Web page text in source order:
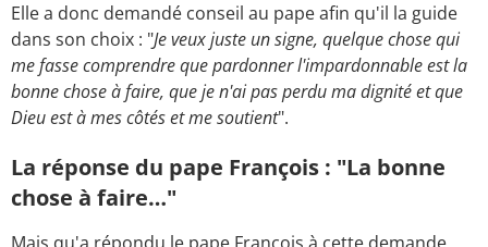
Elle a donc demandé conseil au pape afin qu'il la guide
dans son choix : "Je veux juste un signe, quelque chose qui
me fasse comprendre que pardonner l'impardonnable est la
bonne chose à faire, que je n'ai pas perdu ma dignité et que
Dieu est à mes côtés et me soutient".
La réponse du pape François : "La bonne
chose à faire…"